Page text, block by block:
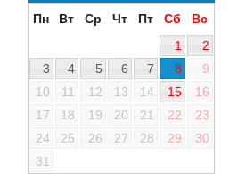
Пн Вт Ср Чт Пт Сб
Вс
1
2
3
4 5 6 7 8
9
10
11 12 13 14 15
16
17
18 19 20 21 22
23
24
25 26 27 28 29
30
31